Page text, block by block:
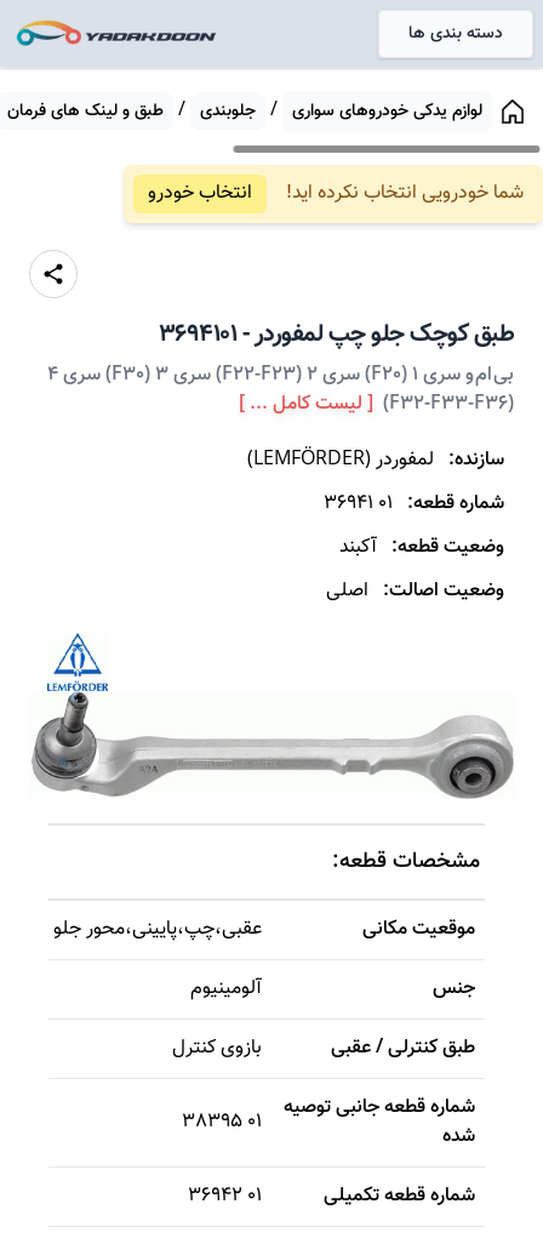
دسته بندی ها خانه
لوازم یدکی خودروهای سواری / جلوبندی / طبق و لینک های فرمان
شما خودرویی انتخاب نکرده اید! انتخاب خودرو
طبقکوچک جلو چپلمفوردر-
3694101
بی ام و سری 1 (F20) سری 2 (F22-F23) سری 3 (F30) سری 4
(F32-F33-F36)
[ لیست کامل ... ]
سازنده: لمفوردر (
LEMFÖRDER
)
شماره قطعه: 36941 01
وضعیت قطعه: آکبند
وضعیت اصالت: اصلی
مشخصات قطعه:
موقعیت مکانی عقبی،چپ،پایینی،محور جلو
جنس
آلومینیوم
طبق کنترلی / عقبی
بازوی کنترل
شماره قطعه جانبی توصیه
شده
38395 01
شماره قطعه تکمیلی 36942 01